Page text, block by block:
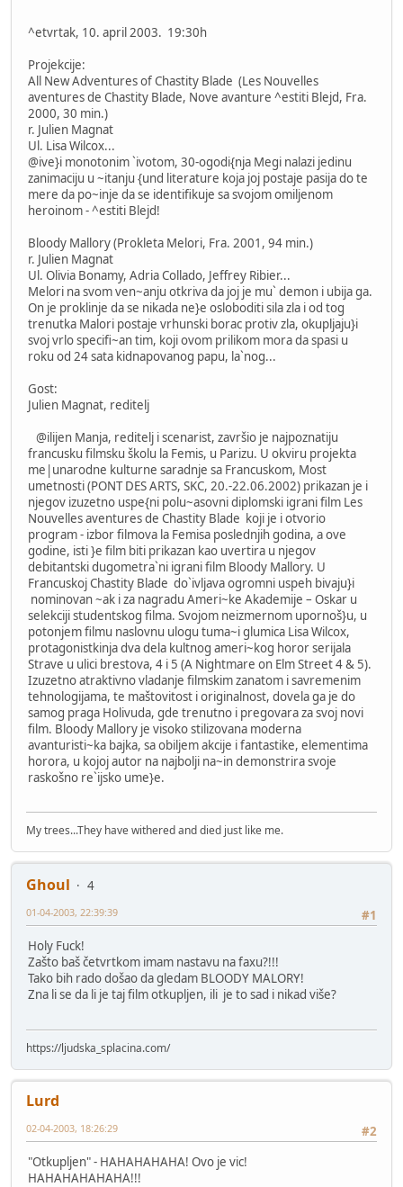
^etvrtak, 10. april 2003. 19:30h
Projekcije:
All New Adventures of Chastity Blade (Les Nouvelles
aventures de Chastity Blade, Nove avanture ^estiti Blejd, Fra.
2000, 30 min.)
r. Julien Magnat
Ul. Lisa Wilcox...
@ive}i monotonim `ivotom, 30-ogodi{nja Megi nalazi jedinu
zanimaciju u ~itanju {und literature koja joj postaje pasija do te
mere da po~inje da se identifikuje sa svojom omiljenom
heroinom - ^estiti Blejd!
Bloody Mallory (Prokleta Melori, Fra. 2001, 94 min.)
r. Julien Magnat
Ul. Olivia Bonamy, Adria Collado, Jeffrey Ribier...
Melori na svom ven~anju otkriva da joj je mu` demon i ubija ga.
On je proklinje da se nikada ne}e osloboditi sila zla i od tog
trenutka Malori postaje vrhunski borac protiv zla, okupljaju}i
svoj vrlo specifi~an tim, koji ovom prilikom mora da spasi u
roku od 24 sata kidnapovanog papu, la`nog...
Gost:
Julien Magnat, reditelj
@ilijen Manja, reditelj i scenarist, završio je najpoznatiju
francusku filmsku školu la Femis, u Parizu. U okviru projekta
me|unarodne kulturne saradnje sa Francuskom, Most
umetnosti (PONT DES ARTS, SKC, 20.-22.06.2002) prikazan je i
njegov izuzetno uspe{ni polu~asovni diplomski igrani film Les
Nouvelles aventures de Chastity Blade koji je i otvorio
program - izbor filmova la Femisa poslednjih godina, a ove
godine, isti }e film biti prikazan kao uvertira u njegov
debitantski dugometra`ni igrani film Bloody Mallory. U
Francuskoj Chastity Blade do`ivljava ogromni uspeh bivaju}i
nominovan ~ak i za nagradu Ameri~ke Akademije – Oskar u
selekciji studentskog filma. Svojom neizmernom upornoš}u, u
potonjem filmu naslovnu ulogu tuma~i glumica Lisa Wilcox,
protagonistkinja dva dela kultnog ameri~kog horor serijala
Strave u ulici brestova, 4 i 5 (A Nightmare on Elm Street 4 & 5).
Izuzetno atraktivno vladanje filmskim zanatom i savremenim
tehnologijama, te maštovitost i originalnost, dovela ga je do
samog praga Holivuda, gde trenutno i pregovara za svoj novi
film. Bloody Mallory je visoko stilizovana moderna
avanturisti~ka bajka, sa obiljem akcije i fantastike, elementima
horora, u kojoj autor na najbolji na~in demonstrira svoje
raskošno re`ijsko ume}e.
My trees...They have withered and died just like me.
Ghoul
4
#1
01-04-2003, 22:39:39
Holy Fuck!
Zašto baš četvrtkom imam nastavu na faxu?!!!
Tako bih rado došao da gledam BLOODY MALORY!
Zna li se da li je taj film otkupljen, ili je to sad i nikad više?
https://ljudska_splacina.com/
Lurd
#2
02-04-2003, 18:26:29
"Otkupljen" - HAHAHAHAHA! Ovo je vic!
HAHAHAHAHAHA!!!